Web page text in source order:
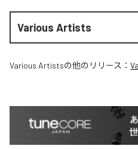
Various Artists
Various Artistsの他のリリース：